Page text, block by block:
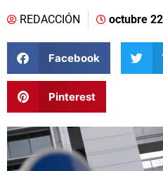
REDACCIÓN octubre
Facebook
Pinterest